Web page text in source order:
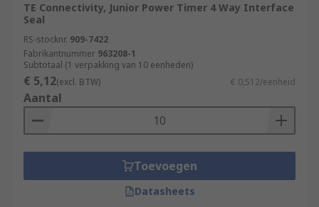
TE Connectivity, Junior Power Timer 4 Way Interface
Seal
RS-stocknr. 909-7422
Fabrikantnummer 963208-1
Subtotaal (1 verpakking van 10 eenheden)
€ 5,12(excl. BTW) € 0,512/eenheid
Aantal
Toevoegen
Datasheets